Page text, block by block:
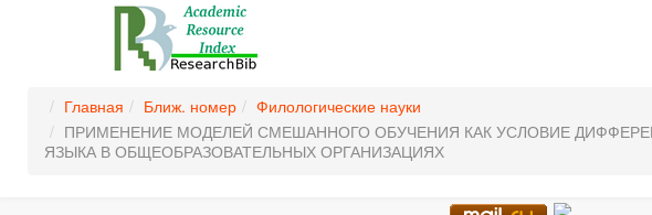
Главная Ближ. номер
Филологические науки
ПРИМЕНЕНИЕ МОДЕЛЕЙ СМЕШАННОГО ОБУЧЕНИЯ КАК УСЛОВИЕ
ЯЗЫКА В ОБЩЕОБРАЗОВАТЕЛЬНЫХ ОРГАНИЗАЦИЯХ